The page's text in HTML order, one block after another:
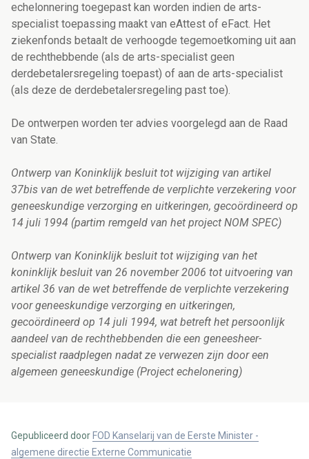
echelonnering toegepast kan worden indien de arts-
specialist toepassing maakt van eAttest of eFact. Het
ziekenfonds betaalt de verhoogde tegemoetkoming uit aan
de rechthebbende (als de arts-specialist geen
derdebetalersregeling toepast) of aan de arts-specialist
(als deze de derdebetalersregeling past toe).
De ontwerpen worden ter advies voorgelegd aan de Raad
van State.
Ontwerp van Koninklijk besluit tot wijziging van artikel
37bis van de wet betreffende de verplichte verzekering voor
geneeskundige verzorging en uitkeringen, gecoördineerd op
14 juli 1994 (partim remgeld van het project NOM SPEC)
Ontwerp van Koninklijk besluit tot wijziging van het
koninklijk besluit van 26 november 2006 tot uitvoering van
artikel 36 van de wet betreffende de verplichte verzekering
voor geneeskundige verzorging en uitkeringen,
gecoördineerd op 14 juli 1994, wat betreft het persoonlijk
aandeel van de rechthebbenden die een geneesheer-
specialist raadplegen nadat ze verwezen zijn door een
algemeen geneeskundige (Project echelonering)
Gepubliceerd door FOD Kanselarij van de Eerste Minister -
algemene directie Externe Communicatie